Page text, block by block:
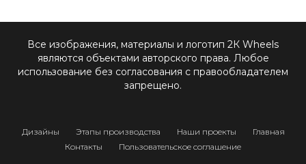
Все изображения, материалы и логотип 2К Wheels
являются объектами авторского права. Любое
использование без согласования с правообладателем
запрещено.
Дизайны Этапы производства Наши проекты
Главная
Контакты
Пользовательское соглашение